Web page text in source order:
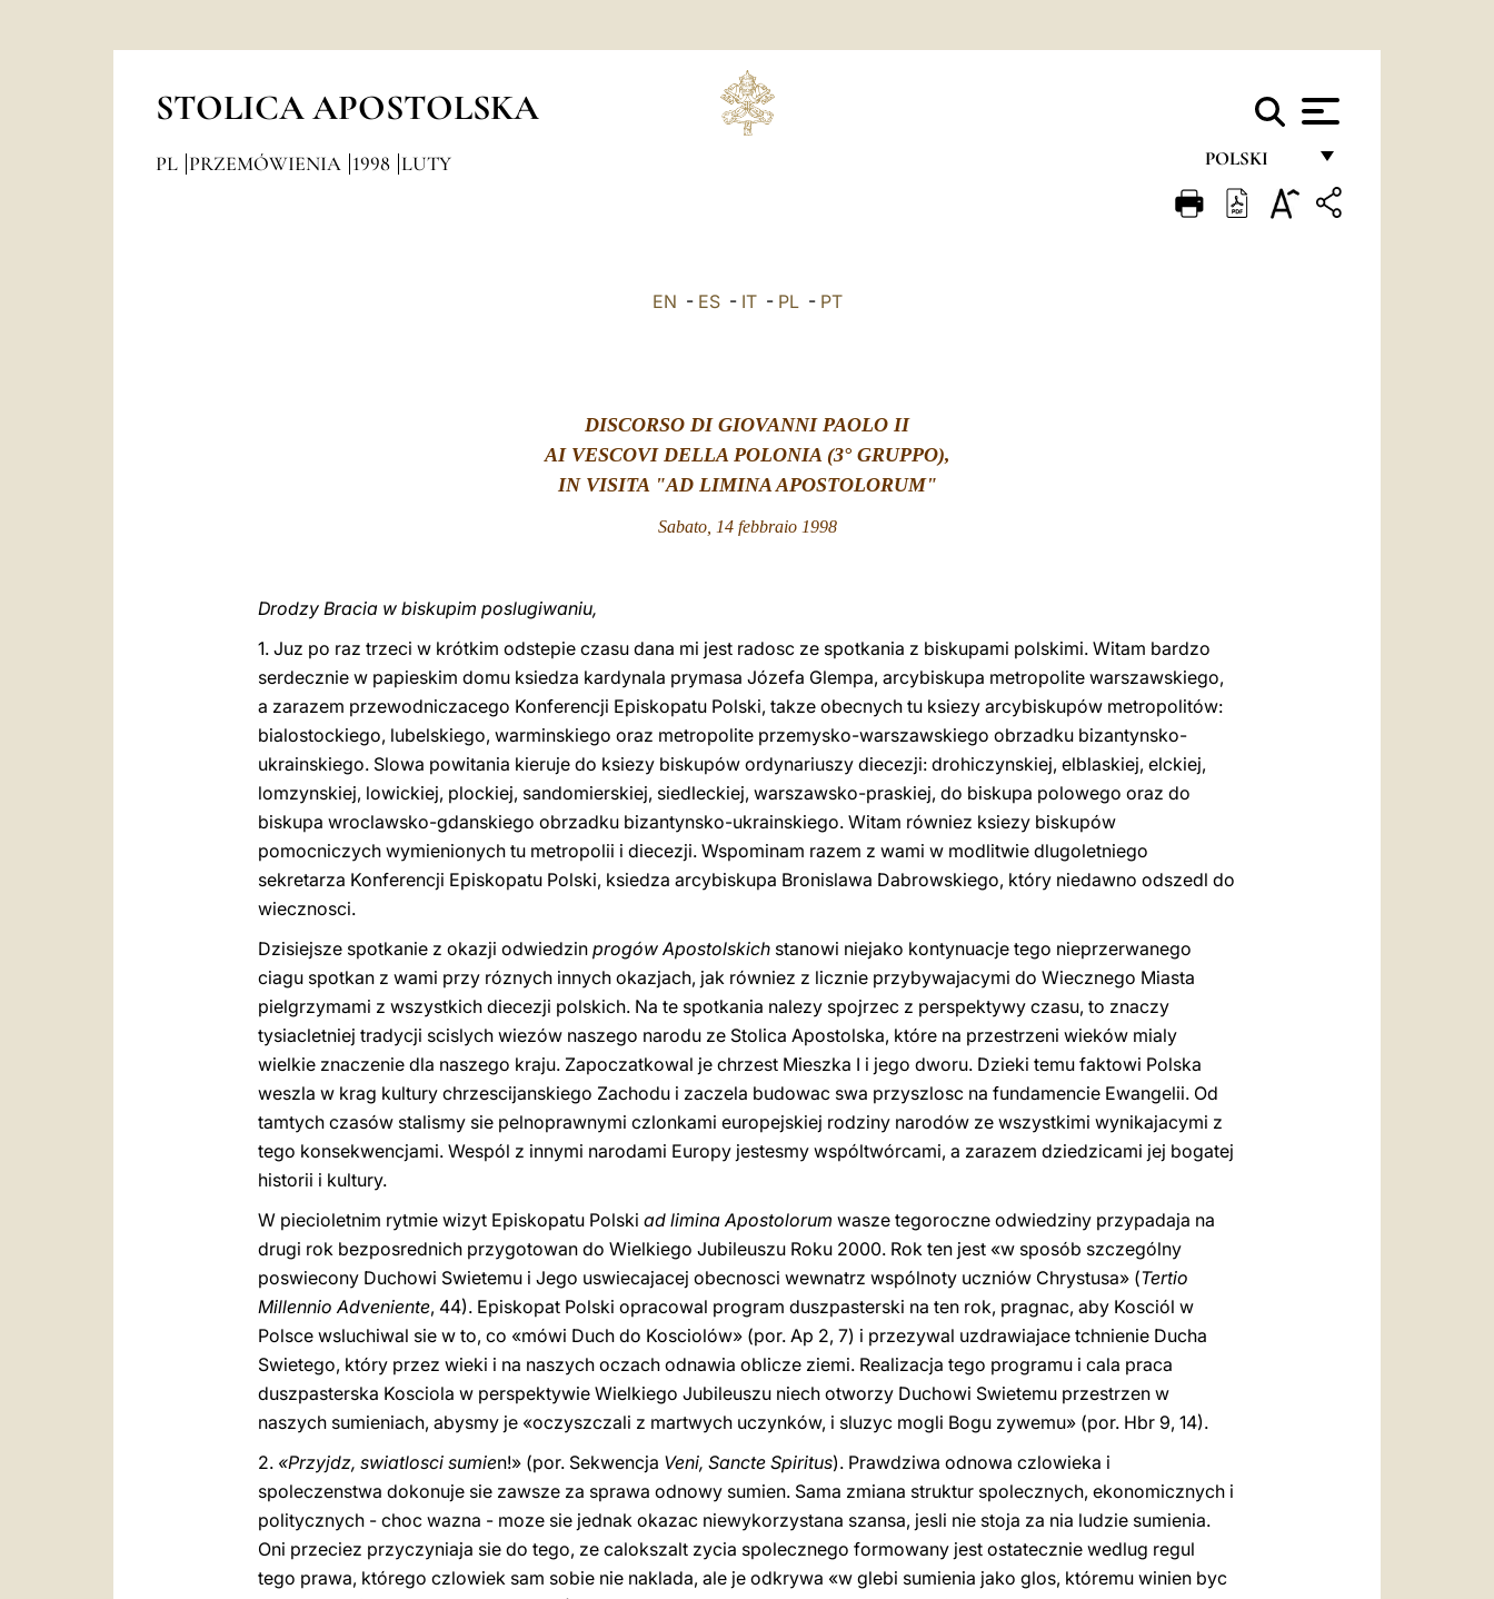
STOLICA APOSTOLSKA
POLSKI
FRANÇAIS
PL PRZEMÓWIENIA 1998 LUTY
EN - ES- IT- PL- PT
DISCORSO DI GIOVANNI PAOLO II
AI VESCOVI DELLA POLONIA (3° GRUPPO),
IN VISITA "AD LIMINA APOSTOLORUM"
Sabato, 14 febbraio 1998
Drodzy Bracia w biskupim poslugiwaniu,
1. Juz po raz trzeci w krótkim odstepie czasu dana mi jest radosc ze spotkania z biskupami polskimi. Witam bardzo
serdecznie w papieskim domu ksiedza kardynala prymasa Józefa Glempa, arcybiskupa metropolite warszawskiego,
a zarazem przewodniczacego Konferencji Episkopatu Polski, takze obecnych tu ksiezy arcybiskupów metropolitów:
bialostockiego, lubelskiego, warminskiego oraz metropolite przemysko-warszawskiego obrzadku bizantynsko-
ukrainskiego. Slowa powitania kieruje do ksiezy biskupów ordynariuszy diecezji: drohiczynskiej, elblaskiej, elckiej,
lomzynskiej, lowickiej, plockiej, sandomierskiej, siedleckiej, warszawsko-praskiej, do biskupa polowego oraz do
biskupa wroclawsko-gdanskiego obrzadku bizantynsko-ukrainskiego. Witam równiez ksiezy biskupów
pomocniczych wymienionych tu metropolii i diecezji. Wspominam razem z wami w modlitwie dlugoletniego
sekretarza Konferencji Episkopatu Polski, ksiedza arcybiskupa Bronislawa Dabrowskiego, który niedawno odszedl do
wiecznosci.
Dzisiejsze spotkanie z okazji odwiedzin progów Apostolskich stanowi niejako kontynuacje tego nieprzerwanego
ciagu spotkan z wami przy róznych innych okazjach, jak równiez z licznie przybywajacymi do Wiecznego Miasta
pielgrzymami z wszystkich diecezji polskich. Na te spotkania nalezy spojrzec z perspektywy czasu, to znaczy
tysiacletniej tradycji scislych wiezów naszego narodu ze Stolica Apostolska, które na przestrzeni wieków mialy
wielkie znaczenie dla naszego kraju. Zapoczatkowal je chrzest Mieszka I i jego dworu. Dzieki temu faktowi Polska
weszla w krag kultury chrzescijanskiego Zachodu i zaczela budowac swa przyszlosc na fundamencie Ewangelii. Od
tamtych czasów stalismy sie pelnoprawnymi czlonkami europejskiej rodziny narodów ze wszystkimi wynikajacymi z
tego konsekwencjami. Wespól z innymi narodami Europy jestesmy wspóltwórcami, a zarazem dziedzicami jej bogatej
historii i kultury.
W piecioletnim rytmie wizyt Episkopatu Polski ad limina Apostolorum wasze tegoroczne odwiedziny przypadaja na
drugi rok bezposrednich przygotowan do Wielkiego Jubileuszu Roku 2000. Rok ten jest «w sposób szczególny
poswiecony Duchowi Swietemu i Jego uswiecajacej obecnosci wewnatrz wspólnoty uczniów Chrystusa» (Tertio
Millennio Adveniente, 44). Episkopat Polski opracowal program duszpasterski na ten rok, pragnac, aby Kosciól w
Polsce wsluchiwal sie w to, co «mówi Duch do Kosciolów» (por. Ap 2, 7) i przezywal uzdrawiajace tchnienie Ducha
Swietego, który przez wieki i na naszych oczach odnawia oblicze ziemi. Realizacja tego programu i cala praca
duszpasterska Kosciola w perspektywie Wielkiego Jubileuszu niech otworzy Duchowi Swietemu przestrzen w
naszych sumieniach, abysmy je «oczyszczali z martwych uczynków, i sluzyc mogli Bogu zywemu» (por. Hbr 9, 14).
2. «Przyjdz, swiatlosci sumien!» (por. Sekwencja Veni, Sancte Spiritus). Prawdziwa odnowa czlowieka i
spoleczenstwa dokonuje sie zawsze za sprawa odnowy sumien. Sama zmiana struktur spolecznych, ekonomicznych i
politycznych - choc wazna - moze sie jednak okazac niewykorzystana szansa, jesli nie stoja za nia ludzie sumienia.
Oni przeciez przyczyniaja sie do tego, ze calokszalt zycia spolecznego formowany jest ostatecznie wedlug regul
tego prawa, którego czlowiek sam sobie nie naklada, ale je odkrywa «w glebi sumienia jako glos, któremu winien byc